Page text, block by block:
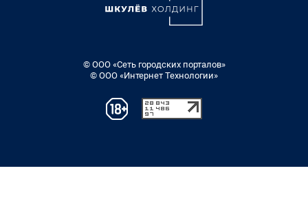
© ООО «Сеть городских порталов»
© ООО «Интернет Технологии»